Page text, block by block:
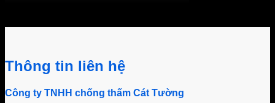
Thông tin liên hệ
Công ty TNHH chống thấm Cát Tường